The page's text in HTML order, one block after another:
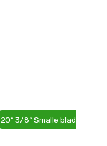
20“ 3/8“ Smalle blad